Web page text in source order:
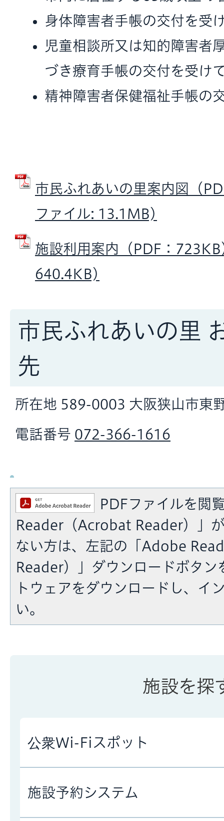
身体障害者手帳の交付を受
児童相談所又は知的障害者
づき療育手帳の交付を受け
精神障害者保健福祉手帳の
市民ふれあいの里案内図（
ファイル: 13.1MB)
施設利用案内（PDF：
640.4KB)
市民ふれあいの里
先
所在地 589-0003 大阪狭山市東
電話番号 072-366-1616
PDFファイルを閲
Reader（Acrobat Reader）」
ない方は、左記の「Adobe
Reader）」ダウンロードボタン
トウェアをダウンロードし、イ
い。
施設を探
公衆Wi-Fiスポット
施設予約システム